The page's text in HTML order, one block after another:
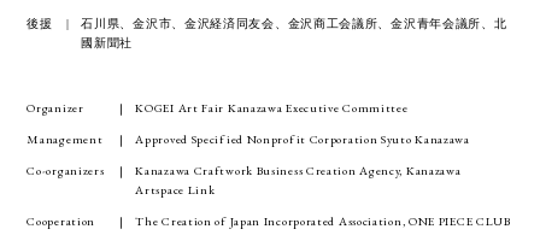
後援
石川県、金沢市、金沢経済同友会、金沢商工会議所、金沢青年会議所、北
國新聞社
Organizer
KOGEI Art Fair Kanazawa Executive Committee
Management
Approved Specified Nonprofit Corporation Syuto Kanazawa
Co-organizers
Kanazawa Craftwork Business Creation Agency, Kanazawa
Artspace Link
Cooperation
The Creation of Japan Incorporated Association, ONE PIECE CLUB